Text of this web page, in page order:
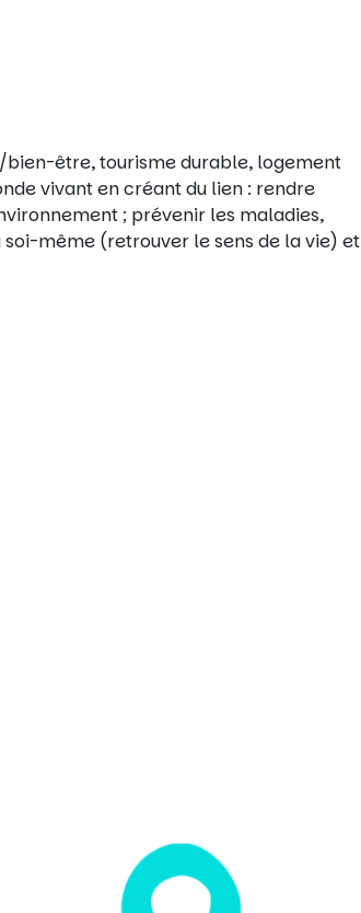
bien-être, tourisme durable, logement
vivant en créant du lien : rendre
; prévenir les maladies,
même (retrouver le sens de la vie) et